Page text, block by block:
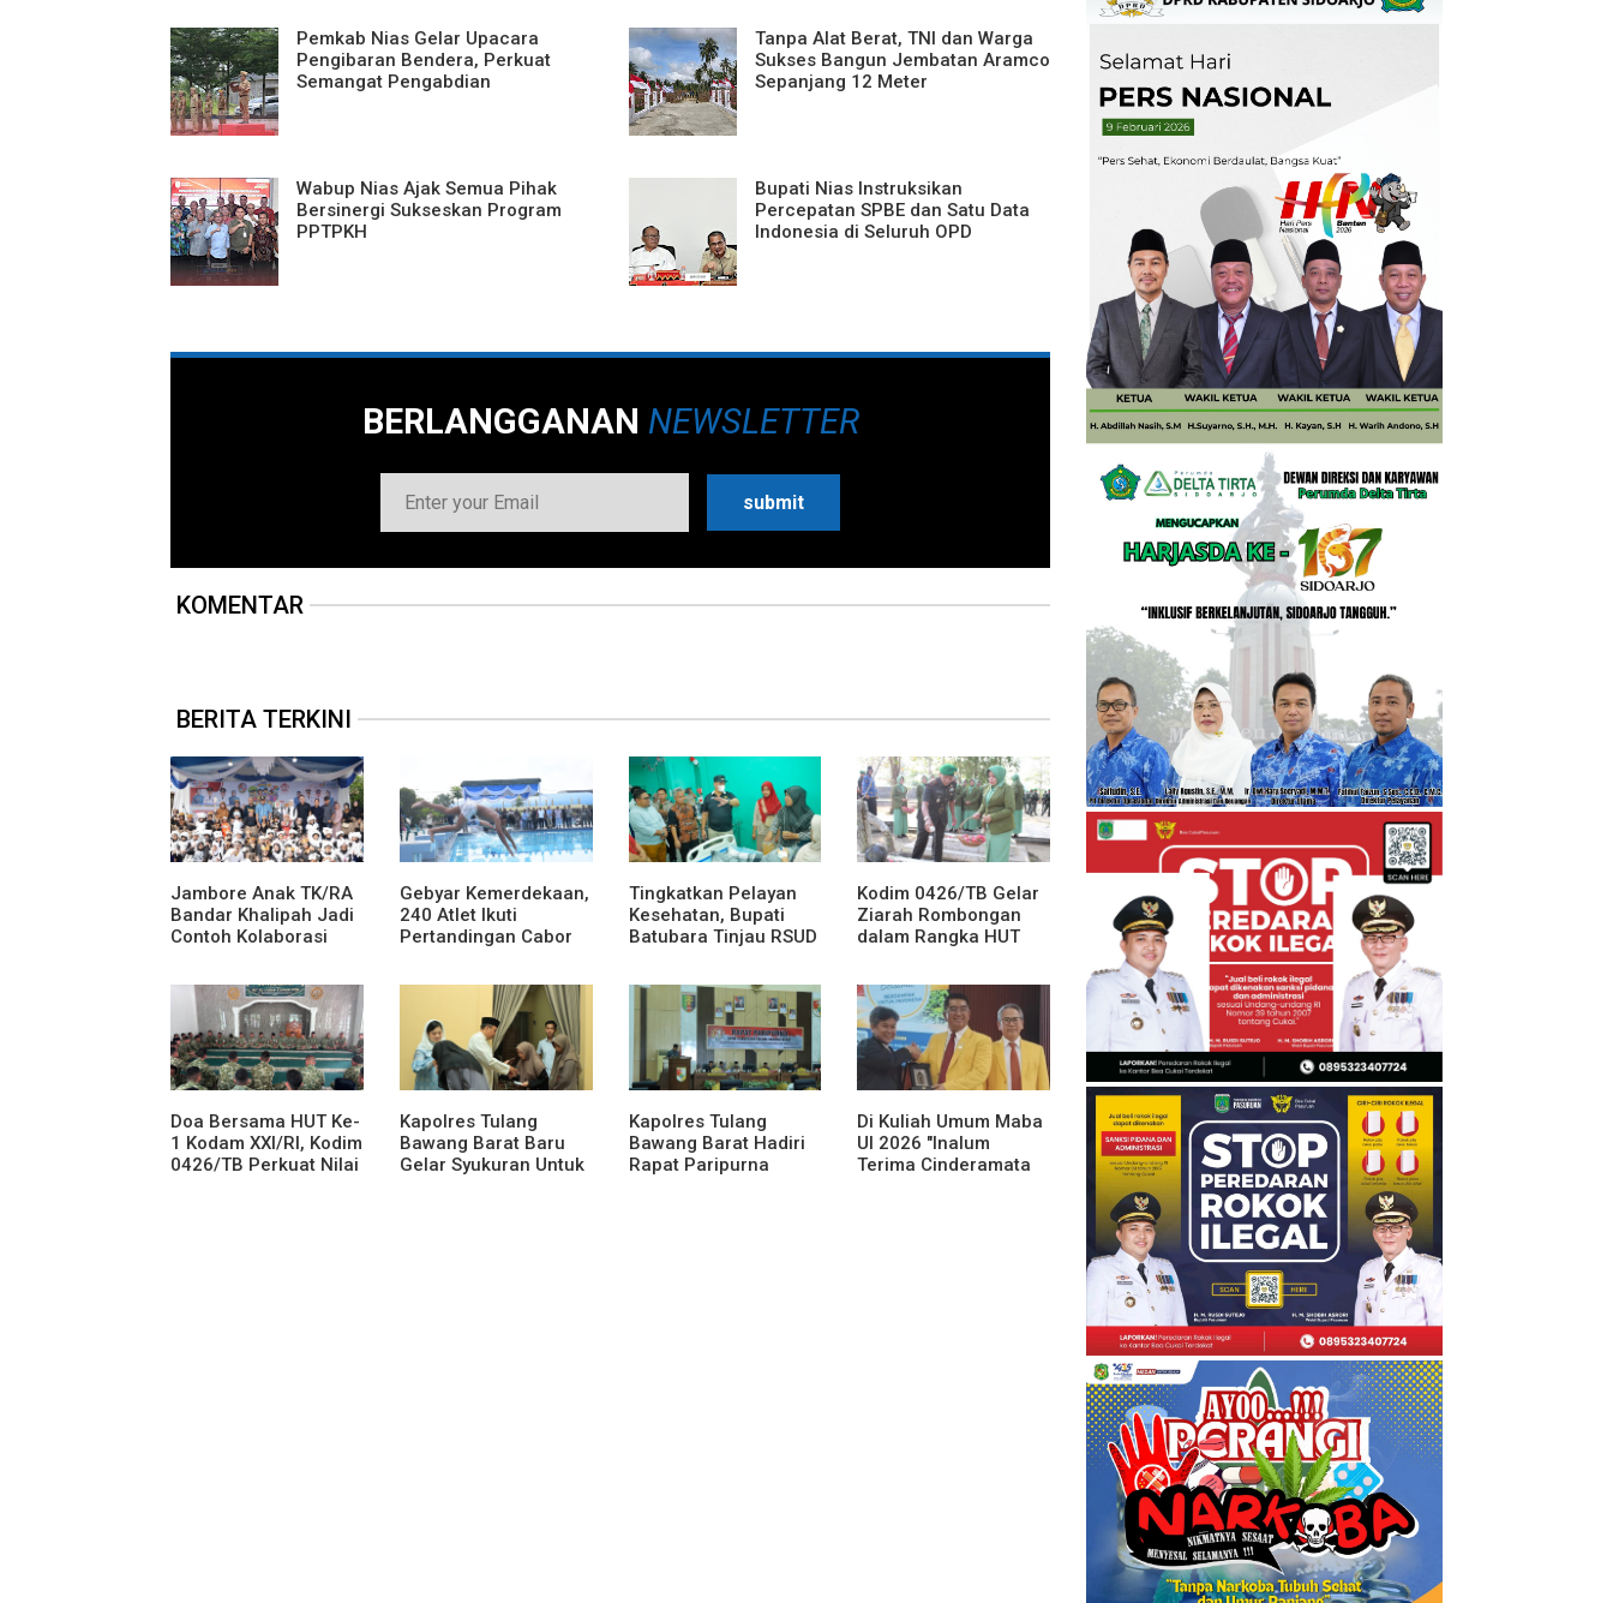
Pemkab Nias Gelar Upacara
Pengibaran Bendera, Perkuat
Semangat Pengabdian
Tanpa Alat Berat, TNI dan Warga
Sukses Bangun Jembatan Aramco
Sepanjang 12 Meter
Wabup Nias Ajak Semua Pihak
Bersinergi Sukseskan Program
PPTPKH
Bupati Nias Instruksikan
Percepatan SPBE dan Satu Data
Indonesia di Seluruh OPD
BERLANGGANAN NEWSLETTER
KOMENTAR
BERITA TERKINI
Jambore Anak TK/RA
Bandar Khalipah Jadi
Contoh Kolaborasi
Gebyar Kemerdekaan,
240 Atlet Ikuti
Pertandingan Cabor
Tingkatkan Pelayan
Kesehatan, Bupati
Batubara Tinjau RSUD
Kodim 0426/TB Gelar
Ziarah Rombongan
dalam Rangka HUT
Inten
Doa Bersama HUT Ke-
1 Kodam XXI/RI, Kodim
0426/TB Perkuat Nilai
Kapolres Tulang
Bawang Barat Baru
Gelar Syukuran Untuk
Kapolres Tulang
Bawang Barat Hadiri
Rapat Paripurna
Di Kuliah Umum Maba
UI 2026 "Inalum
Terima Cinderamata